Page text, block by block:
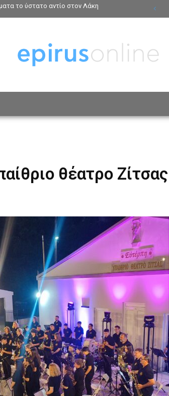
το ύστατο αντίο στον Λάκη
θέατρο Ζίτσας